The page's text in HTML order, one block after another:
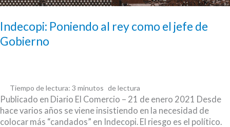
Indecopi: Poniendo al rey como el jefe de
Gobierno
Tiempo de lectura: 3 minutos
Publicado en Diario El Comercio – 21 de enero 2021 Desde
hace varios años se viene insistiendo en la necesidad de
colocar más “candados” en Indecopi. El riesgo es el político.